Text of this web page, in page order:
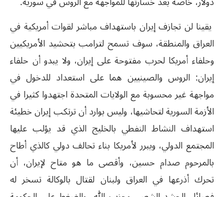
يقينا لن تجازف إيران باستهداف مباشر لقوات أمريكية في
العراق والمنطقة، سوف تسمح لترامب بتحشيد الأمريكيين
وحلفاء أمريكا لحرب مفتوحة على إيران، ولا يبدو أن حلفاء
إيران: الروس والصينيين هما على استعداد للدخول في
مواجهة غير محسوبة مع الولايات المتحدة اجتهدوا كثيرا في
الأزمة السورية لتحاشيها، وليس بوارد أن ترتكب إيران خطيئة
استهداف النشاط النفطي بالخليج الذي قد يؤلب عليها
المجتمع الدولي، ويبرر لأمريكا بناء تحالف دولي كالذي أطاح
بالمرحوم صدام حسين، وأقصى ما هو متاح لإيران، أن
تحرك أذرعها في العراق ولبنان لقتال بالوكالة تسخر له